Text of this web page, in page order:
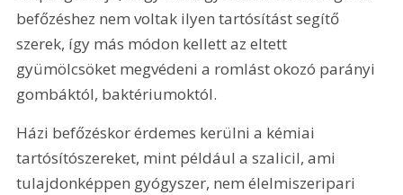
befőzéshez nem voltak ilyen tartósítást segítő
szerek, így más módon kellett az eltett
gyümölcsöket megvédeni a romlást okozó parányi
gombáktól, baktériumoktól.
Házi befőzéskor érdemes kerülni a kémiai
tartósítószereket, mint például a szalicil, ami
tulajdonképpen gyógyszer, nem élelmiszeripari